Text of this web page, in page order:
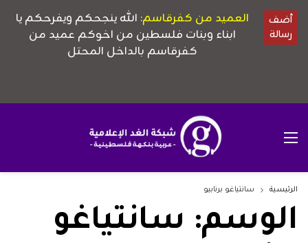
الرئيسية سانتياغو برنابيو
الوسم: سانتياغو